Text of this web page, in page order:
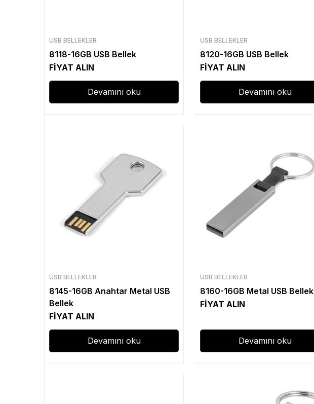
USB BELLEKLER
8118-16GB USB Bellek
FİYAT ALIN
Devamını oku
USB BELLEKLER
8120-16GB USB Bellek
FİYAT ALIN
Devamını oku
USB BELLEKLER
8145-16GB Anahtar Metal USB
Bellek
FİYAT ALIN
Devamını oku
USB BELLEKLER
8160-16GB Metal USB Bellek
FİYAT ALIN
Devamını oku